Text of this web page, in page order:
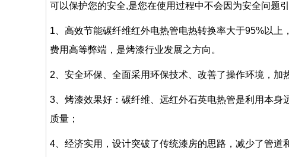
可以保护您的安全,是您在使用过程中不会因为安全问题引
1、高效节能碳纤维红外电热管电热转换率大于95%以
费用高等弊端，是烤漆行业发展之方向。
2、安全环保、全面采用环保技术、改善了操作环境，加
3、烤漆效果好：碳纤维、远红外石英电热管是利用本
质量；
4、经济实用，设计突破了传统漆房的思路，减少了管